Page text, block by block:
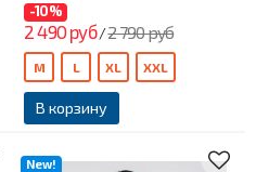
-10%
2 490 руб/2 790 руб
В корзину
M L XL XXL
New!